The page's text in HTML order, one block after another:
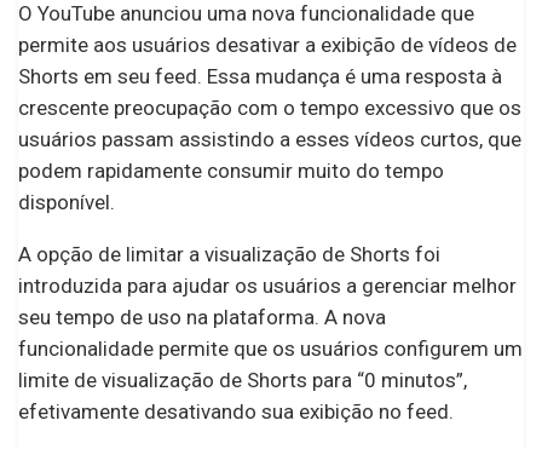
O YouTube anunciou uma nova funcionalidade que
permite aos usuários desativar a exibição de vídeos de
Shorts em seu feed. Essa mudança é uma resposta à
crescente preocupação com o tempo excessivo que os
usuários passam assistindo a esses vídeos curtos, que
podem rapidamente consumir muito do tempo
disponível.
A opção de limitar a visualização de Shorts foi
introduzida para ajudar os usuários a gerenciar melhor
seu tempo de uso na plataforma. A nova
funcionalidade permite que os usuários configurem um
limite de visualização de Shorts para “0 minutos”,
efetivamente desativando sua exibição no feed.